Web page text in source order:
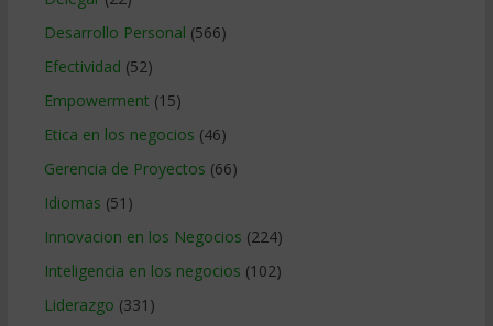
Desarrollo Personal (566)
Efectividad (52)
Empowerment (15)
Etica en los negocios (46)
Gerencia de Proyectos (66)
Idiomas (51)
Innovacion en los Negocios (224)
Inteligencia en los negocios (102)
Liderazgo (331)